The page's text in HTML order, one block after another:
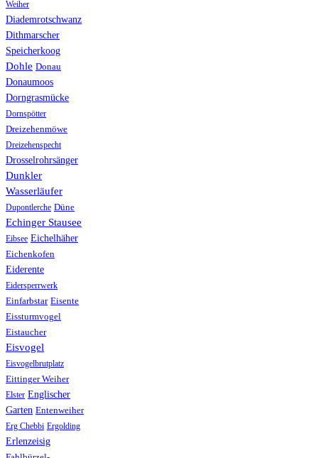
Weiher
Diademrotschwanz
Dithmarscher
Speicherkoog
Dohle Donau
Donaumoos
Dorngrasmücke
Dornspötter
Dreizehenmöwe
Dreizehenspecht
Drosselrohrsänger
Dunkler
Wasserläufer
Dupontlerche Düne
Echinger Stausee
Eibsee Eichelhäher
Eichenkofen
Eiderente
Eidersperrwerk
Einfarbstar Eisente
Eissturmvogel
Eistaucher
Eisvogel
Eisvogelbrutplatz
Eittinger Weiher
Elster Englischer
Garten Entenweiher
Erg Chebbi Ergolding
Erlenzeisig